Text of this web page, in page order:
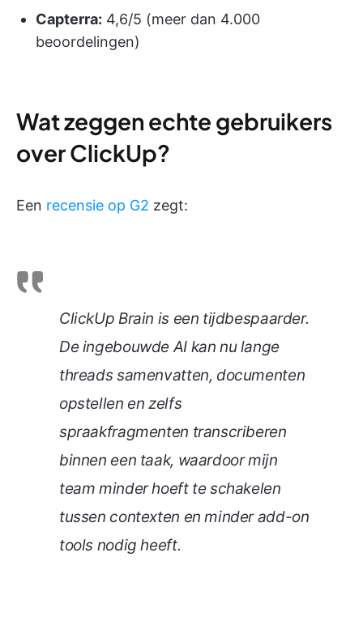
Capterra: 4,6/5 (meer dan 4.000
beoordelingen)
Wat zeggen echte gebruikers
over ClickUp?
Een recensie op G2 zegt:
ClickUp Brain is een tijdbespaarder.
De ingebouwde AI kan nu lange
threads samenvatten, documenten
opstellen en zelfs
spraakfragmenten transcriberen
binnen een taak, waardoor mijn
team minder hoeft te schakelen
tussen contexten en minder add-on
tools nodig heeft.